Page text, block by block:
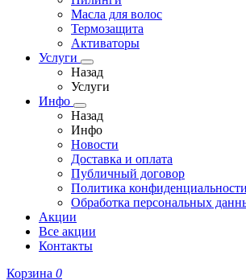
Масла для волос
Термозащита
Активаторы
Услуги
Назад
Услуги
Инфо
Назад
Инфо
Новости
Доставка и оплата
Публичный договор
Политика конфиденциальности
Обработка персональных
Акции
Все акции
Контакты
Корзина 0